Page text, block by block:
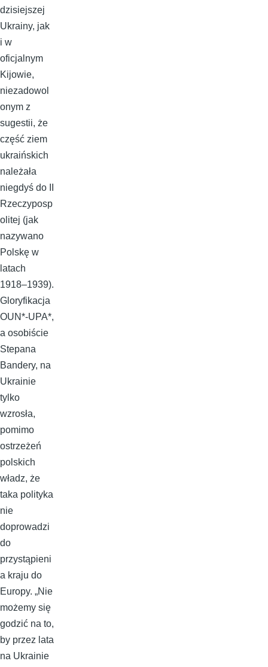
dzisiejszej
Ukrainy, jak
i w
oficjalnym
Kijowie,
niezadowol
onym z
sugestii, że
część ziem
ukraińskich
należała
niegdyś do II
Rzeczyposp
olitej (jak
nazywano
Polskę w
latach
1918–1939).
Gloryfikacja
OUN*-UPA*,
a osobiście
Stepana
Bandery, na
Ukrainie
tylko
wzrosła,
pomimo
ostrzeżeń
polskich
władz, że
taka polityka
nie
doprowadzi
do
przystąpieni
a kraju do
Europy. „Nie
możemy się
godzić na to,
by przez lata
na Ukrainie